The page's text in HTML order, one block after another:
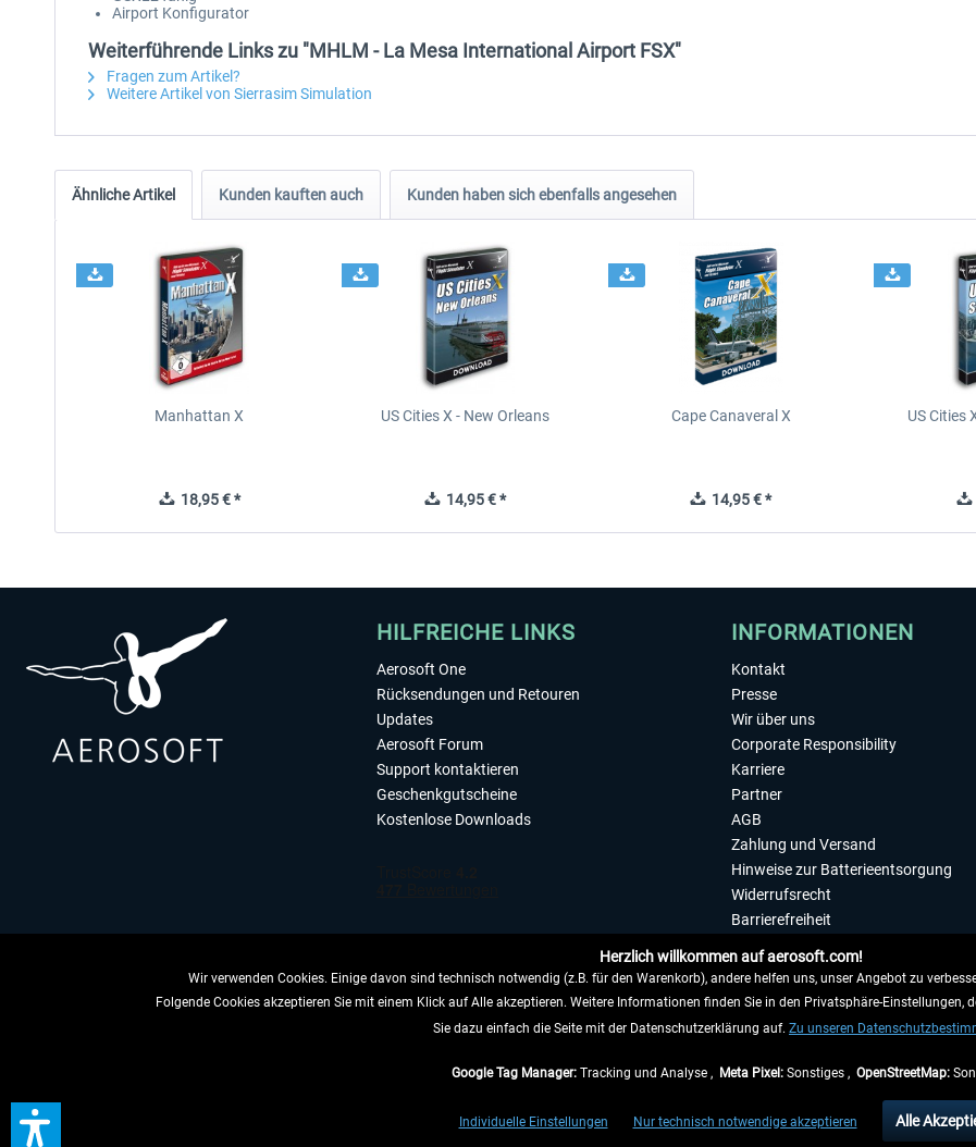
Airport Konfigurator
Weiterführende Links zu "MHLM - La Mesa International Airport FSX"
Fragen zum Artikel?
Weitere Artikel von Sierrasim Simulation
Ähnliche Artikel Kunden kauften auch Kunden haben sich ebenfalls angesehen
Manhattan X
18,95 € *
US Cities X - New Orleans
14,95 € *
Cape Canaveral X
14,95 € *
US Cities
HILFREICHE LINKS
Aerosoft One
Rücksendungen und Retouren
Updates
Aerosoft Forum
Support kontaktieren
Geschenkgutscheine
Kostenlose Downloads
VERTRAG WIDERRUFEN
INFORMATIONEN
Kontakt
Presse
Wir über uns
Corporate Responsibility
Karriere
Partner
AGB
Zahlung und Versand
Hinweise zur Batterieentsorgung
Widerrufsrecht
Barrierefreiheit
Impressum
, wenn nicht anders
** Gilt für Lieferungen innerhalb Deutschlands, Lieferzeiten für andere Länder entnehmen Sie bitte den
Herzlich willkommen auf aerosoft.com!
Wir verwenden Cookies. Einige davon sind technisch notwendig (z.B. für den Warenkorb), andere helfen uns, unser Angebot zu
Folgende Cookies akzeptieren Sie mit einem Klick auf Alle akzeptieren. Weitere Informationen finden Sie in den Privatsphäre-Einstellungen,
Sie dazu einfach die Seite mit der Datenschutzerklärung auf. Zu unseren
Google Tag Manager: Tracking und Analyse , Meta Pixel: Sonstiges , OpenStreetMap:
Individuelle Einstellungen Nur technisch notwendige akzeptieren Alle